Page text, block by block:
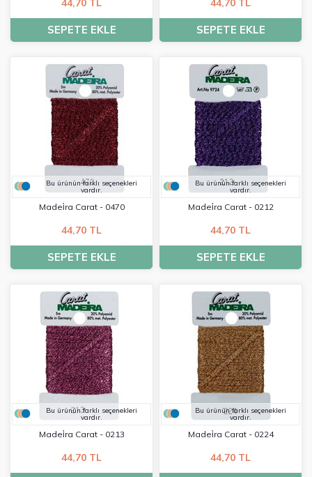
44,70 TL
SEPETE EKLE
44,70 TL
SEPETE EKLE
Bu ürünün farklı seçenekleri
vardır.
Madei̇ra Carat - 0470
44,70 TL
SEPETE EKLE
Bu ürünün farklı seçenekleri
vardır.
Madei̇ra Carat - 0212
44,70 TL
SEPETE EKLE
Bu ürünün farklı seçenekleri
vardır.
Madei̇ra Carat - 0213
44,70 TL
Bu ürünün farklı seçenekleri
vardır.
Madei̇ra Carat - 0224
44,70 TL